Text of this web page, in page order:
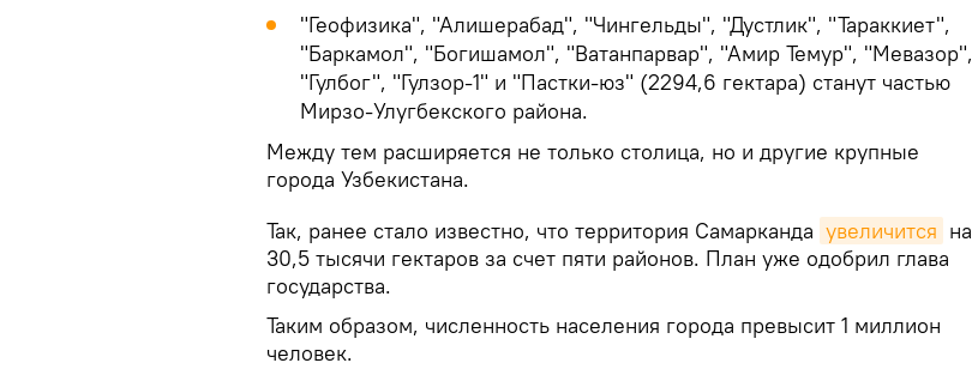
"Геофизика", "Алишерабад", "Чингельды", "Дустлик", "Тараккиет",
"Баркамол", "Богишамол", "Ватанпарвар", "Амир Темур", "Мевазор",
"Гулбог", "Гулзор-1" и "Пастки-юз" (2294,6 гектара) станут частью
Мирзо-Улугбекского района.
Между тем расширяется не только столица, но и другие крупные
города Узбекистана.
Так, ранее стало известно, что территория Самарканда увеличится на
30,5 тысячи гектаров за счет пяти районов. План уже одобрил глава
государства.
Таким образом, численность населения города превысит 1 миллион
человек.